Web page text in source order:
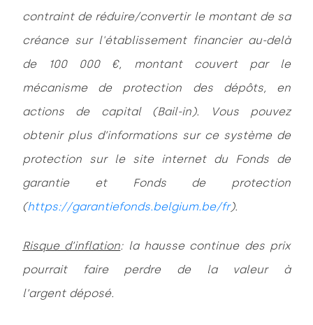
contraint de réduire/convertir le montant de sa
créance sur l'établissement financier au-delà
de 100 000 €, montant couvert par le
mécanisme de protection des dépôts, en
actions de capital (Bail-in). Vous pouvez
obtenir plus d’informations sur ce système de
protection sur le site internet du Fonds de
garantie et Fonds de protection
(https://garantiefonds.belgium.be/fr).
Risque d’inflation: la hausse continue des prix
pourrait faire perdre de la valeur à
l’argent déposé.